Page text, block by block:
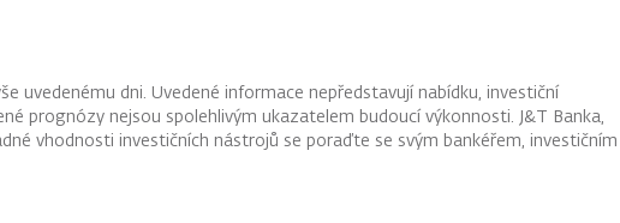
uvedenému dni. Uvedené informace nepředstavují nabídku, investiční
prognózy nejsou spolehlivým ukazatelem budoucí výkonnosti. J&T Banka,
vhodnosti investičních nástrojů se poraďte se svým bankéřem, investičním